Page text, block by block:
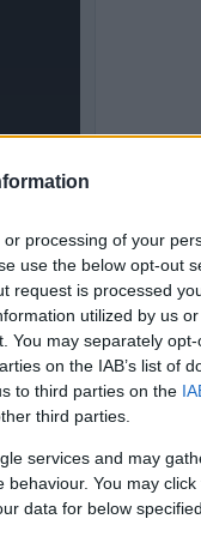
processing of your
use the below opt-out
request is processed
utilized by us
You may separately
on the IAB’s list of
to third parties on the
third parties.
services and may
You may
data for below
üresedés a